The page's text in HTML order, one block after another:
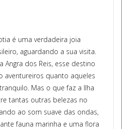
é uma verdadeira joia
aguardando a sua visita.
Angra dos Reis, esse destino
aventureiros quanto aqueles
Mas o que faz a Ilha
tantas outras belezas no
ao som suave das ondas,
fauna marinha e uma flora